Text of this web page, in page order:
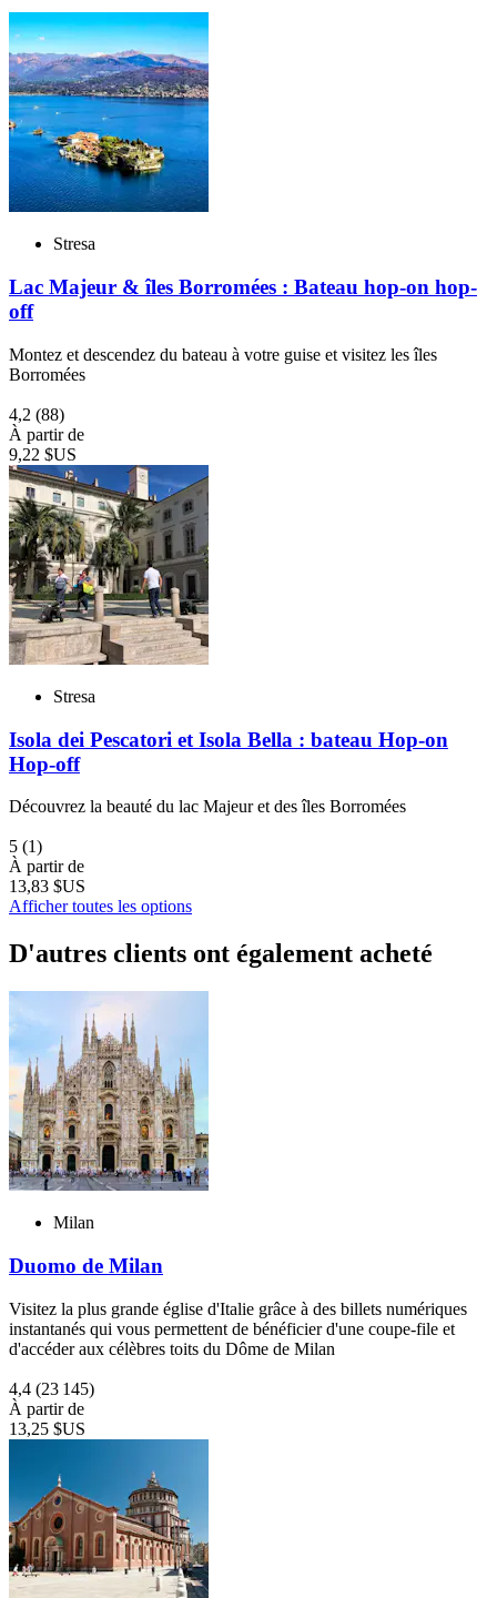
Stresa
Lac Majeur & îles Borromées : Bateau hop-on hop-
off
Montez et descendez du bateau à votre guise et visitez les îles
Borromées
4,2 (88)
À partir de
9,22 $US
Stresa
Isola dei Pescatori et Isola Bella : bateau Hop-on
Hop-off
Découvrez la beauté du lac Majeur et des îles Borromées
5 (1)
À partir de
13,83 $US
Afficher toutes les options
D'autres clients ont également acheté
Milan
Duomo de Milan
Visitez la plus grande église d'Italie grâce à des billets numériques
instantanés qui vous permettent de bénéficier d'une coupe-file et
d'accéder aux célèbres toits du Dôme de Milan
4,4 (23 145)
À partir de
13,25 $US